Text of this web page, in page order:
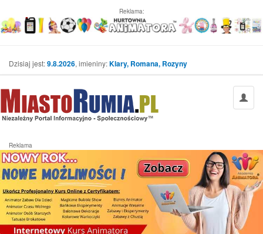
Reklama:
Dzisiaj jest:9.8.2026, imieniny:Klary, Romana, Rozyny
Reklama